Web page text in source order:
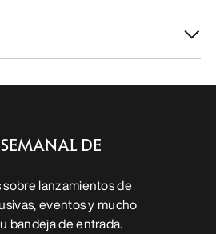
DE
lanzamientos de
eventos y mucho
bandeja de entrada.